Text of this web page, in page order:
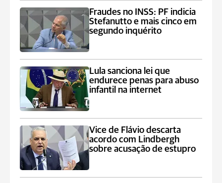
Fraudes no INSS: PF indicia
Stefanutto e mais cinco em
segundo inquérito
Lula sanciona lei que
endurece penas para abuso
infantil na internet
Vice de Flávio descarta
acordo com Lindbergh
sobre acusação de estupro